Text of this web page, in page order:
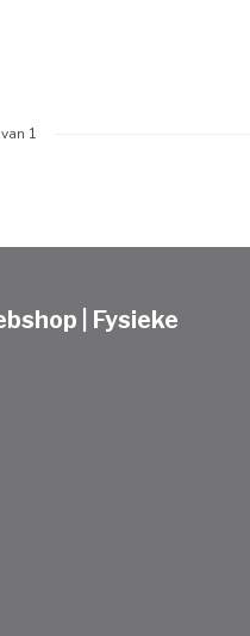
van 1
| Fysieke